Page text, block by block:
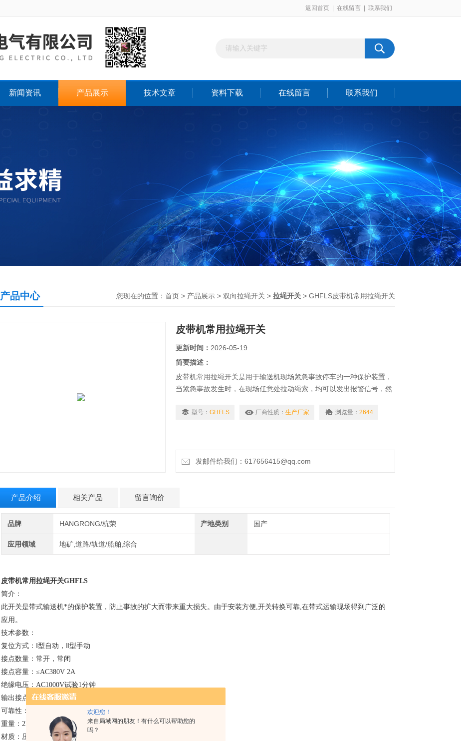
欢迎您！
来自局域网的朋友！有什么可以帮助您的
吗？
返回首页 在线留言 联系我们
新闻资讯 产品展示 技术文章 资料下载 在线留言 联系我们
产品中心 您现在的位置： 首页 > 产品展示 > 双向拉绳开关 > 拉绳开关 > GHFLS皮带机常用拉绳开关
皮带机常用拉绳开关
更新时间： 2026-05-19
简要描述：
皮带机常用拉绳开关是用于输送机现场紧急事故停车的一种保护装置，
当紧急事故发生时，在现场任意处拉动绳索，均可以发出报警信号，然
型号： GHFLS 厂商性质： 生产厂家 浏览量： 2644
发邮件给我们：617656415@qq.com
产品介绍 相关产品 留言询价
品牌 HANGRONG/杭荣 产地类别 国产
应用领域 地矿,道路/轨道/船舶,综合
皮带机常用拉绳开关GHFLS
简介：
此开关是带式输送机*的保护装置，防止事故的扩大而带来重大损失。由于安装方便,开关转换可靠,在带式运输现场得到广泛的
应用。
技术参数：
复位方式：Ⅰ型自动，Ⅱ型手动
接点数量：常开，常闭
接点容量：≤AC380V 2A
绝缘电压：AC1000V试验1分钟
输出接点数量：一开一闭一组转换接点
可靠性：*工作1万次
重量：2KG
材质：压铸铝、重量轻、散热，抗磨损，适应环境强。